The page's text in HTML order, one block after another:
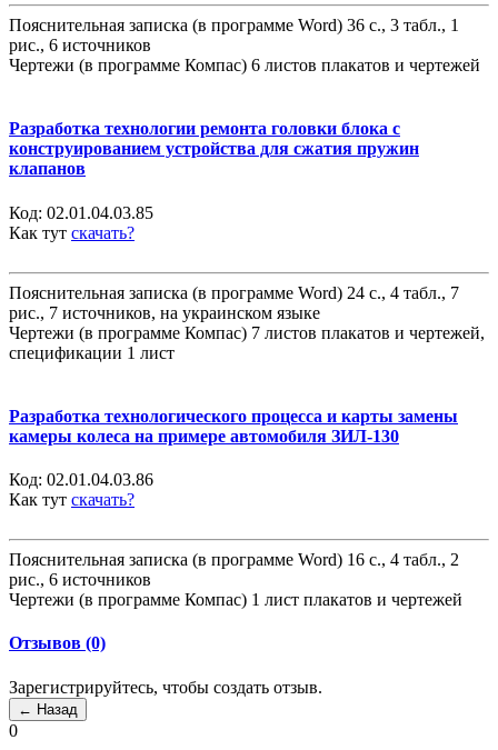
Пояснительная записка (в программе Word) 36 с., 3 табл., 1
рис., 6 источников
Чертежи (в программе Компас) 6 листов плакатов и чертежей
Разработка технологии ремонта головки блока с
конструированием устройства для сжатия пружин
клапанов
Код: 02.01.04.03.85
Как тут скачать?
Пояснительная записка (в программе Word) 24 с., 4 табл., 7
рис., 7 источников, на украинском языке
Чертежи (в программе Компас) 7 листов плакатов и чертежей,
спецификации 1 лист
Разработка технологического процесса и карты замены
камеры колеса на примере автомобиля ЗИЛ-130
Код: 02.01.04.03.86
Как тут скачать?
Пояснительная записка (в программе Word) 16 с., 4 табл., 2
рис., 6 источников
Чертежи (в программе Компас) 1 лист плакатов и чертежей
Отзывов (0)
Зарегистрируйтесь, чтобы создать отзыв.
0